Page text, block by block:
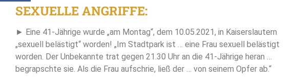
SEXUELLE ANGRIFFE:
► Eine 41-Jährige wurde „am Montag“, dem 10.05.2021, in Kaiserslautern
„sexuell belästigt“ worden! „Im Stadtpark ist … eine Frau sexuell belästigt
worden. Der Unbekannte trat gegen 21.30 Uhr an die 41-Jährige heran …
begrapschte sie. Als die Frau aufschrie, ließ der … von seinem Opfer ab.“